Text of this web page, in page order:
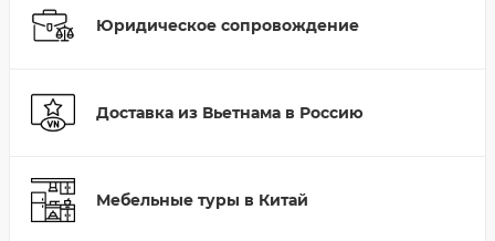
Юридическое сопровождение
Доставка из Вьетнама в Россию
Мебельные туры в Китай